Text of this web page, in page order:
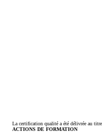
La certification qualité a été délivrée au
ACTIONS DE FORMATION